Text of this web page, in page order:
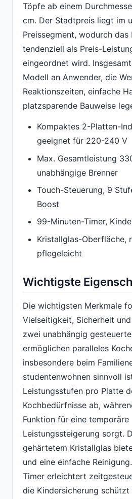
Töpfe ab einem
cm. Der Stadtpreis liegt im
Preissegment, wodurch das
tendenziell als Preis-
eingeordnet wird.
Modell an Anwender, die
Reaktionszeiten, einfache
platzsparende Bauweise
Kompaktes 2-Platten-
geeignet für 220-240 V
Max. Gesamtleistung
unabhängige Brenner
Touch-Steuerung, 9
Boost
99-Minuten-Timer,
Kristallglas-Oberfläche,
pflegeleicht
Wichtigste
Die wichtigsten Merkmale
Vielseitigkeit, Sicherheit
zwei unabhängig
ermöglichen paralleles
insbesondere beim
studentenwohnen sinnvoll
Leistungsstufen pro Platte
Kochbedürfnisse ab,
Funktion für eine temporäre
Leistungssteigerung sorgt.
gehärtetem Kristallglas
und eine einfache
Timer erleichtert
die Kindersicherung schützt